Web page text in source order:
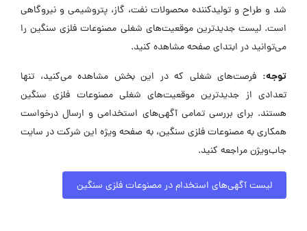
شد و طراح و تولیدکننده محصولات نفت، گاز، پتروشیمی و نیروگاهی
است. لیست جدیدترین موقعیت‌های شغلی مصنوعات فلزی سنگین را
می‌توانید در ابتدای صفحه مشاهده کنید.
توجه: فرصت‌های شغلی که در این بخش مشاهده می‌کنید، تنها
تعدادی از جدیدترین موقعیت‌های شغلی مصنوعات فلزی سنگین
هستند. برای بررسی تمامی آگهی‌های استخدامی و ارسال درخواست
همکاری به مصنوعات فلزی سنگین، به صفحه ویژه این شرکت در سایت
جاب‌ویژن مراجعه کنید.
لیست آگهی‌های استخدام در مصنوعات فلزی سنگین